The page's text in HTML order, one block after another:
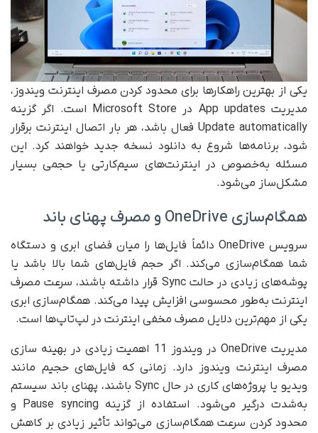
یکی از بهترین راهکارها برای محدود کردن مصرف اینترنت ویندوز،
مدیریت App updates در Microsoft Store است. اگر گزینه
Update automatically فعال باشد، هر بار اتصال اینترنت برقرار
شود، برنامه‌ها شروع به دانلود نسخه جدید خواهند کرد. این
مسئله به‌خصوص در اینترنت‌های سیم‌کارتی یا حجمی بسیار
مشکل‌ساز می‌شود.
همگام‌سازی OneDrive و مصرف پهنای باند
سرویس OneDrive دائماً فایل‌ها را میان فضای ابری و دستگاه
شما همگام‌سازی می‌کند. اگر حجم فایل‌های شما بالا باشد یا
پوشه‌های زیادی در حالت Sync قرار داشته باشند، سرعت مصرف
اینترنت به‌طور محسوسی افزایش پیدا می‌کند. همگام‌سازی ابری
یکی از مهم‌ترین دلایل مصرف مخفی اینترنت در لپ‌تاپ‌ها است.
مدیریت OneDrive در ویندوز 11 اهمیت زیادی در بهینه سازی
مصرف اینترنت ویندوز دارد. زمانی که فایل‌های حجیم مانند
ویدیو یا پروژه‌های کاری در حال Sync باشند، پهنای باند سیستم
به‌شدت درگیر می‌شود. استفاده از گزینه Pause syncing و
محدود کردن سرعت همگام‌سازی می‌تواند تأثیر زیادی بر کاهش